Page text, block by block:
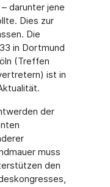
darunter jene
Dies zur
Die
in Dortmund
(Treffen
ist in
der
muss
den